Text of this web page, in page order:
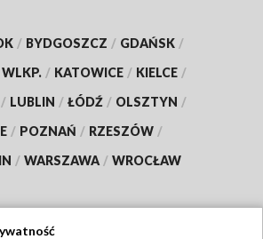
/ BYDGOSZCZ / GDAŃSK /
/ KATOWICE / KIELCE /
/ LUBLIN / ŁÓDŹ / OLSZTYN /
/ POZNAŃ / RZESZÓW /
/ WARSZAWA / WROCŁAW